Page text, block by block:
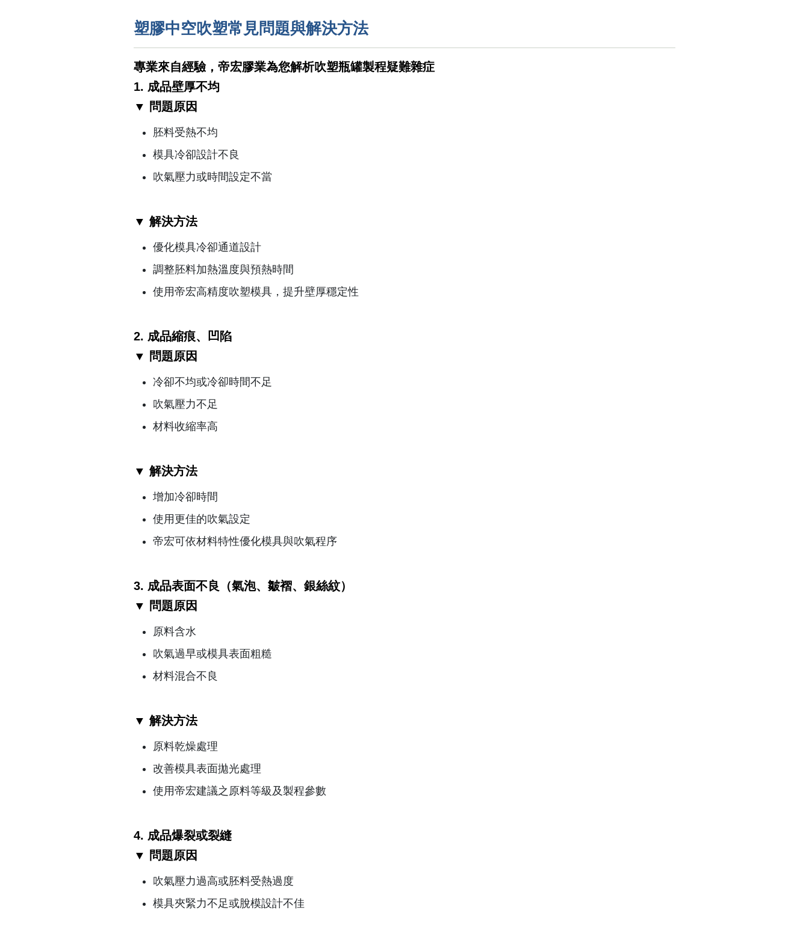
塑膠中空吹塑常見問題與解決方法
專業來自經驗，帝宏膠業為您解析吹塑瓶罐製程疑難雜症
1. 成品壁厚不均
▼ 問題原因
胚料受熱不均
模具冷卻設計不良
吹氣壓力或時間設定不當
▼ 解決方法
優化模具冷卻通道設計
調整胚料加熱溫度與預熱時間
使用帝宏高精度吹塑模具，提升壁厚穩定性
2. 成品縮痕、凹陷
▼ 問題原因
冷卻不均或冷卻時間不足
吹氣壓力不足
材料收縮率高
▼ 解決方法
增加冷卻時間
使用更佳的吹氣設定
帝宏可依材料特性優化模具與吹氣程序
3. 成品表面不良（氣泡、皺褶、銀絲紋）
▼ 問題原因
原料含水
吹氣過早或模具表面粗糙
材料混合不良
▼ 解決方法
原料乾燥處理
改善模具表面拋光處理
使用帝宏建議之原料等級及製程參數
4. 成品爆裂或裂縫
▼ 問題原因
吹氣壓力過高或胚料受熱過度
模具夾緊力不足或脫模設計不佳